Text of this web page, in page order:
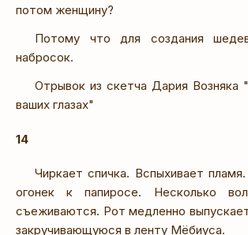
потом женщину?
Потому что для создания
набросок.
Отрывок из скетча Дария Возняка
ваших глазах"
14
Чиркает спичка. Вспыхивает
огонек к папиросе. Несколько
съеживаются. Рот медленно
закручивающуюся в ленту Мёбиуса.